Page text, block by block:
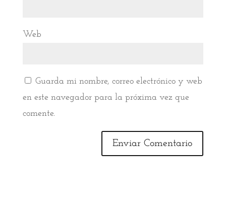
Web
Guarda mi nombre, correo electrónico y web
en este navegador para la próxima vez que
comente.